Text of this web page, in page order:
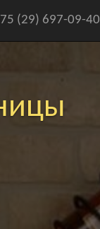
(29) 697-09-40